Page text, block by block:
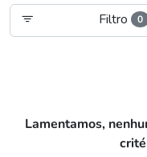
Filtro 0
Lamentamos,